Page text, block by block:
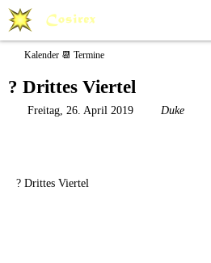
Kalender 📆 Termine
? Drittes Viertel
Freitag, 26. April 2019 Duke
? Drittes Viertel